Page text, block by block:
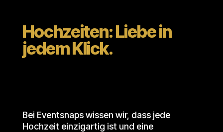
Hochzeiten: Liebe in
jedem Klick.
Bei Eventsnaps wissen wir, dass jede
Hochzeit einzigartig ist und eine